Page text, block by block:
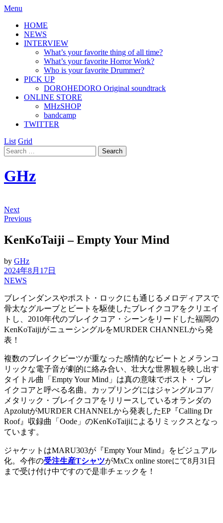
Menu
HOME
NEWS
INTERVIEW
What’s your favorite thing of all time?
What’s your favorite Horror Work?
Who is your favorite Drummer?
PICK UP
DOROHEDORO Original soundtrack
ONLINE STORE
MHzSHOP
bandcamp
TWITTER
List Grid
GHz
Next
Previous
KenKoTaiji – Empty Your Mind
by GHz
2024年8月17日
NEWS
ブレインダンスやポスト・ロックにも通じるメロディアスで
骨太なグルーブとビートを駆使したブレイクコアをクリエイ
トし、2010年代のブレイクコア・シーンをリードした福岡の
KenKoTaijiがニューシングルをMURDER CHANNELから発
表！
複数のブレイクビーツが重なった感情的なビートとメランコ
リックな電子音が劇的に絡み合い、壮大な世界観を映し出す
タイトル曲「Empty Your Mind」は真の意味でポスト・ブレ
イクコアと呼べる名曲。カップリングにはジャングルコア/
メタリック・ブレイクコアをリリースしているオランダの
ApzolutがMURDER CHANNELから発表したEP『Calling Dr
Roof』収録曲「Oode」のKenKoTaijiによるリミックスとなっ
ています。
ジャケットはMARU303が『Empty Your Mind』をビジュアル
化。今作の受注生産TシャツがMxCx online storeにて8月31日
まで受け付け中ですので是非チェックを！